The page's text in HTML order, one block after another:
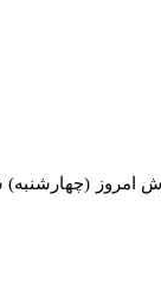
امروز (چهارشنبه)